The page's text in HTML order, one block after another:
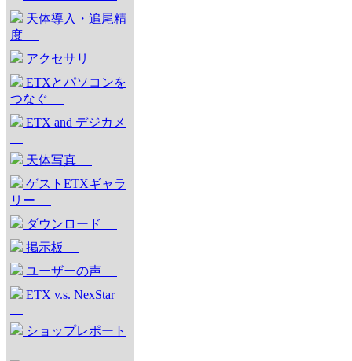
天体導入・追尾精
度
アクセサリ
ETXとパソコンを
つなぐ
ETX and デジカメ
天体写真
ゲストETXギャラ
リー
ダウンロード
掲示板
ユーザーの声
ETX v.s. NexStar
ショップレポート